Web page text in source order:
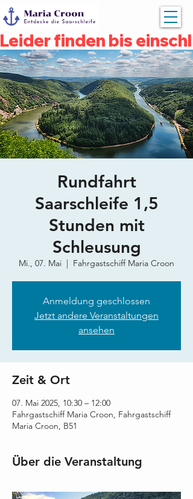
Leider finden bis
Rundfahrt
Saarschleife 1,5
Stunden mit
Schleusung
Mi., 07. Mai Fahrgastschiff Maria Croon
Anmeldung geschlossen
Jetzt andere Veranstaltungen
ansehen
Zeit & Ort
07. Mai 2025, 10:30 – 12:00
Fahrgastschiff Maria Croon, Fahrgastschiff
Maria Croon, B51
Über die Veranstaltung